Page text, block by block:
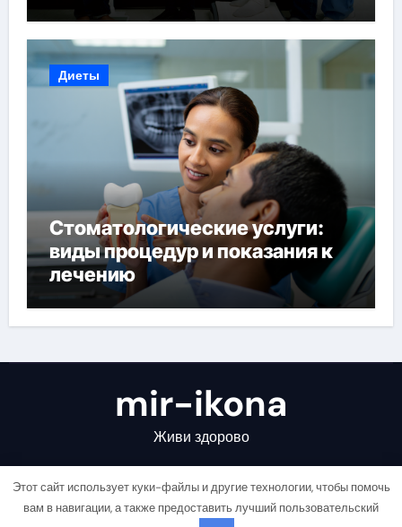
Диеты
Стоматологические услуги:
виды процедур и показания к
лечению
mir-ikona
Живи здорово
Этот сайт использует куки-файлы и другие технологии, чтобы помочь
вам в навигации, а также предоставить лучший пользовательский